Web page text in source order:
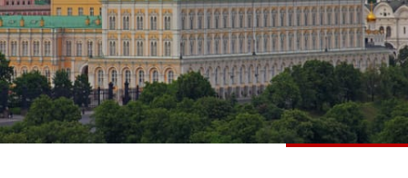
البرامج
جدول البرامج
شاهد البرامج
الترددات